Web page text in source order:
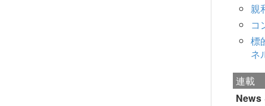
親
コ
標
ネ
連載